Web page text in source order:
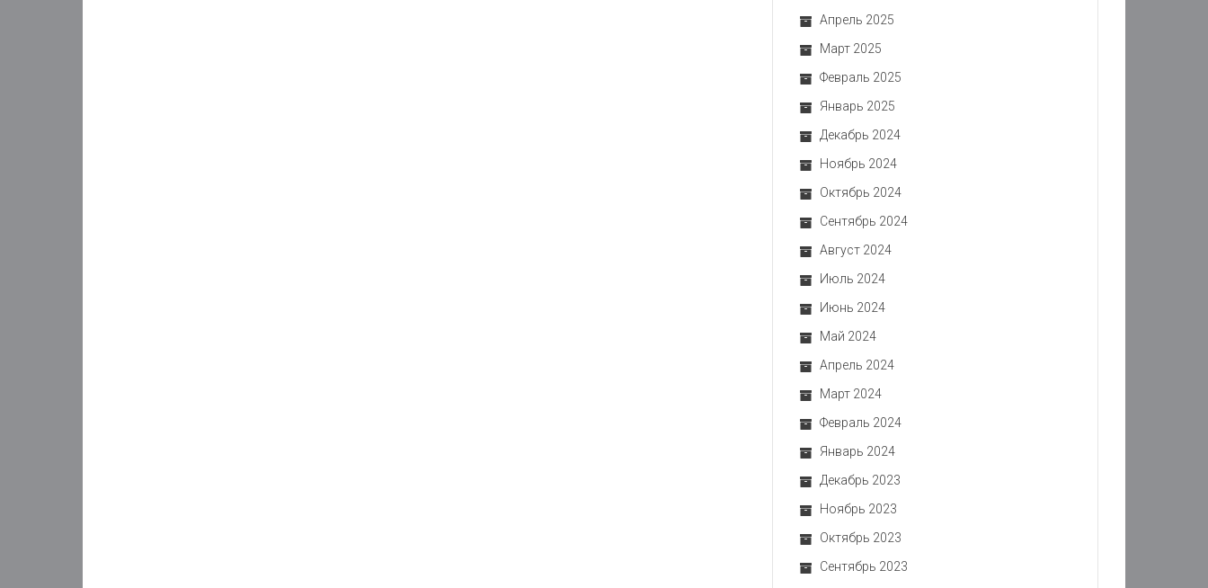
Апрель 2025
Март 2025
Февраль 2025
Январь 2025
Декабрь 2024
Ноябрь 2024
Октябрь 2024
Сентябрь 2024
Август 2024
Июль 2024
Июнь 2024
Май 2024
Апрель 2024
Март 2024
Февраль 2024
Январь 2024
Декабрь 2023
Ноябрь 2023
Октябрь 2023
Сентябрь 2023